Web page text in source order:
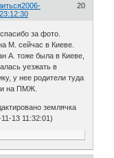
20
2006-
за фото.
М. сейчас в Киеве.
А. тоже была в Киеве,
уезжать в
у нее родители туда
на ПМЖ.
землячка
13 11:32:01)